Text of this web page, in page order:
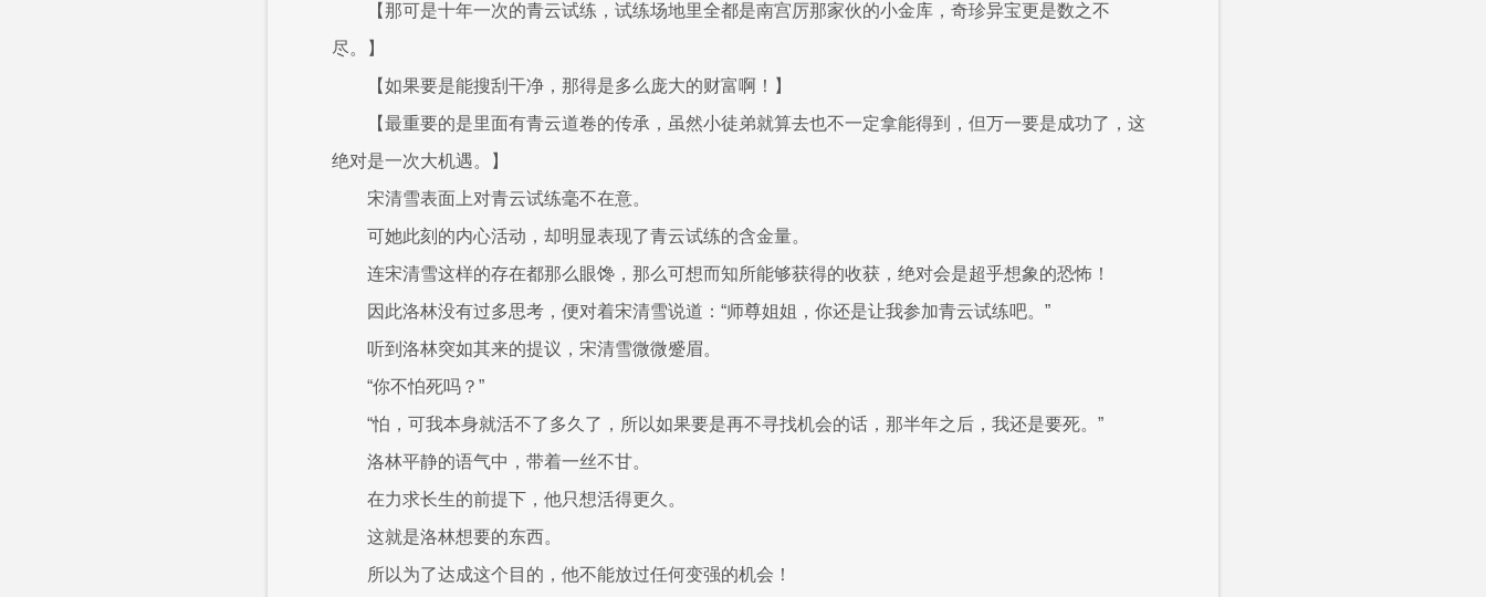
【那可是十年一次的青云试练，试练场地里全都是南宫厉那家伙的小金库，奇珍异宝更是数之不
尽。】
【如果要是能搜刮干净，那得是多么庞大的财富啊！】
【最重要的是里面有青云道卷的传承，虽然小徒弟就算去也不一定拿能得到，但万一要是成功了，这
绝对是一次大机遇。】
宋清雪表面上对青云试练毫不在意。
可她此刻的内心活动，却明显表现了青云试练的含金量。
连宋清雪这样的存在都那么眼馋，那么可想而知所能够获得的收获，绝对会是超乎想象的恐怖！
因此洛林没有过多思考，便对着宋清雪说道：“师尊姐姐，你还是让我参加青云试练吧。”
听到洛林突如其来的提议，宋清雪微微蹙眉。
“你不怕死吗？”
“怕，可我本身就活不了多久了，所以如果要是再不寻找机会的话，那半年之后，我还是要死。”
洛林平静的语气中，带着一丝不甘。
在力求长生的前提下，他只想活得更久。
这就是洛林想要的东西。
所以为了达成这个目的，他不能放过任何变强的机会！